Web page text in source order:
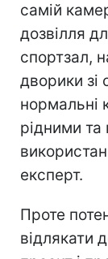
самій
дозвілля
спортзал,
дворики зі
нормальні
рідними
експерт.
Проте
відлякати